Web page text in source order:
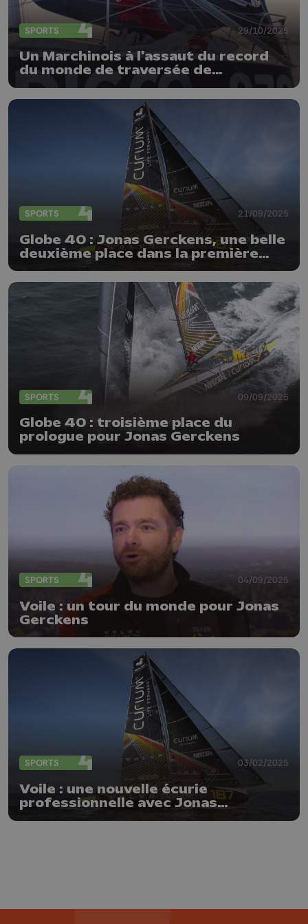
SPORTS 29/10/2025
Un Marchinois à l'assaut du record
du monde de traversée de
SPORTS 21/09/2025
Globe 40 : Jonas Gerckens, une belle
deuxième place dans la première
étape
SPORTS 09/09/2025
Globe 40 : troisième place du
prologue pour Jonas Gerckens
SPORTS 04/09/2025
Voile : un tour du monde pour Jonas
Gerckens
SPORTS 03/02/2025
Voile : une nouvelle écurie
professionnelle avec Jonas